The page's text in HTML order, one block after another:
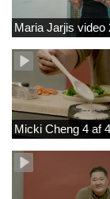
Maria Jarjis video
Micki Cheng 4 af 4